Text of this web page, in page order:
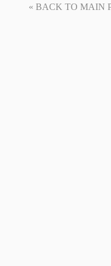
« BACK TO MAIN